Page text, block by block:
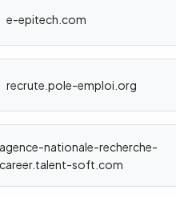
e-epitech.com
recrute.pole-emploi.org
agence-nationale-recherche-
career.talent-soft.com